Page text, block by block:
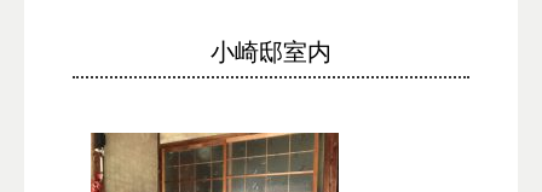
小崎邸室内